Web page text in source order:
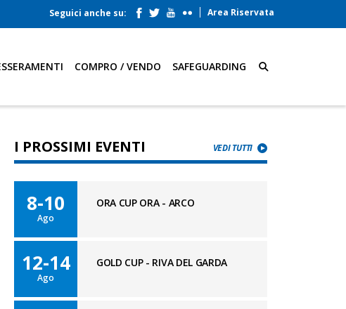
Area Riservata
Seguici anche su:
COMPRO / VENDO SAFEGUARDING
I PROSSIMI EVENTI VEDI TUTTI
8-10
Ago
ORA CUP ORA - ARCO
12-14
Ago
GOLD CUP - RIVA DEL GARDA